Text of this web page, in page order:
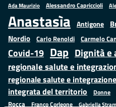
Ada Maurizio Alessandro Capriccioli
Anastasìa Antigone
Nordio Carlo Renoldi Carmelo
Covid-19 Dap Dignità
regionale salute e
regionale salute e
integrata del territorio
Donne
Rocca
Franco Corleone Gabriella